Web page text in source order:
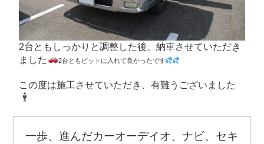
2台ともしっかりと調整した後、納車させていただき
ました
2台ともピットに入れて良かったです
この度は施工させていただき、有難うございました
一歩、進んだカーオーデイオ、ナビ、セキ